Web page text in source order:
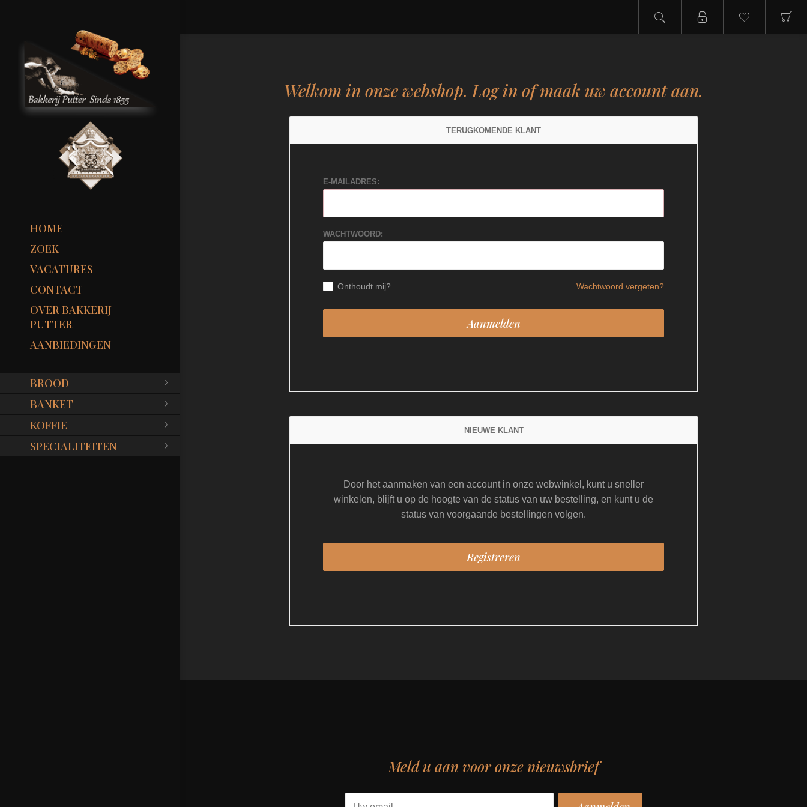
HOME
ZOEK
VACATURES
CONTACT
OVER BAKKERIJ
PUTTER
AANBIEDINGEN
BROOD
BANKET
KOFFIE
SPECIALITEITEN
Welkom in onze webshop. Log in of maak uw account aan.
TERUGKOMENDE KLANT
E-MAILADRES:
WACHTWOORD:
Onthoudt mij? Wachtwoord vergeten?
NIEUWE KLANT
Door het aanmaken van een account in onze webwinkel, kunt u sneller
winkelen, blijft u op de hoogte van de status van uw bestelling, en kunt u de
status van voorgaande bestellingen volgen.
Meld u aan voor onze nieuwsbrief